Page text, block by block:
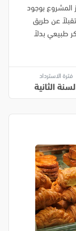
المشروع بوجود
عن طريق
طبيعي بدلاً
فترة الاسترداد
السنة الثانية